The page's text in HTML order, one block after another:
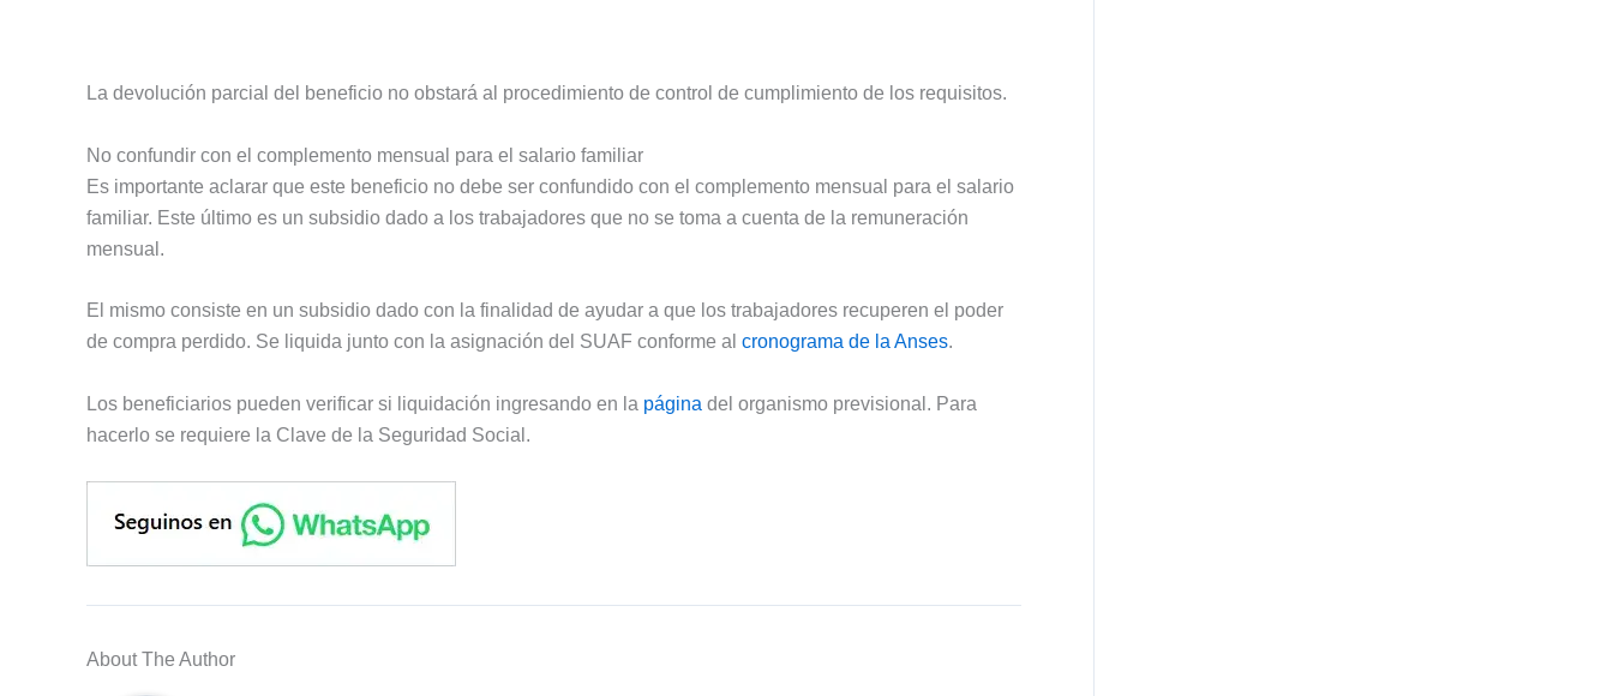
La devolución parcial del beneficio no obstará al procedimiento de control de cumplimiento de los requisitos.
No confundir con el complemento mensual para el salario familiar
Es importante aclarar que este beneficio no debe ser confundido con el complemento mensual para el salario
familiar. Este último es un subsidio dado a los trabajadores que no se toma a cuenta de la remuneración
mensual.
El mismo consiste en un subsidio dado con la finalidad de ayudar a que los trabajadores recuperen el poder
de compra perdido. Se liquida junto con la asignación del SUAF conforme al cronograma de la Anses.
Los beneficiarios pueden verificar si liquidación ingresando en la página del organismo previsional. Para
hacerlo se requiere la Clave de la Seguridad Social.
About The Author